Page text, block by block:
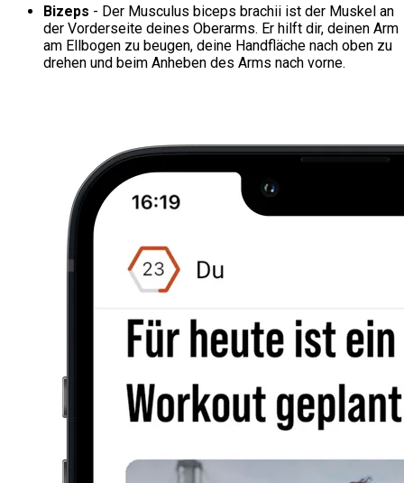
Bizeps - Der Musculus biceps brachii ist der Muskel an
der Vorderseite deines Oberarms. Er hilft dir, deinen Arm
am Ellbogen zu beugen, deine Handfläche nach oben zu
drehen und beim Anheben des Arms nach vorne.